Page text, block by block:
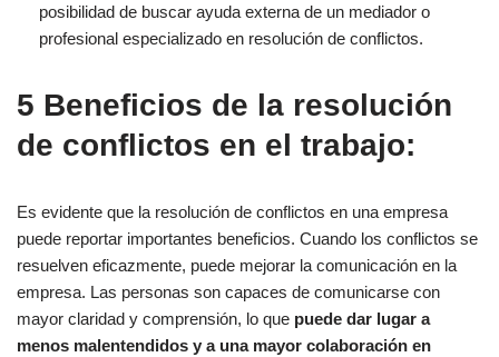
posibilidad de buscar ayuda externa de un mediador o
profesional especializado en resolución de conflictos.
5 Beneficios de la resolución
de conflictos en el trabajo:
Es evidente que la resolución de conflictos en una empresa
puede reportar importantes beneficios. Cuando los conflictos se
resuelven eficazmente, puede mejorar la comunicación en la
empresa. Las personas son capaces de comunicarse con
mayor claridad y comprensión, lo que puede dar lugar a
menos malentendidos y a una mayor colaboración en